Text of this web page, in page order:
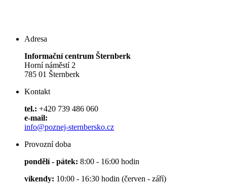
Adresa
Informační centrum Šternberk
Horní náměstí 2
785 01 Šternberk
Kontakt
tel.: +420 739 486 060
e-mail:
info@poznej-sternbersko.cz
Provozní doba
pondělí - pátek: 8:00 - 16:00 hodin
víkendy: 10:00 - 16:30 hodin (červen - září)